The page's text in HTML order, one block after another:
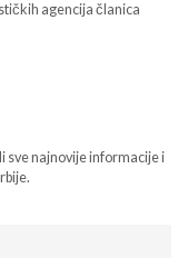
agencija članica
sve najnovije informacije i